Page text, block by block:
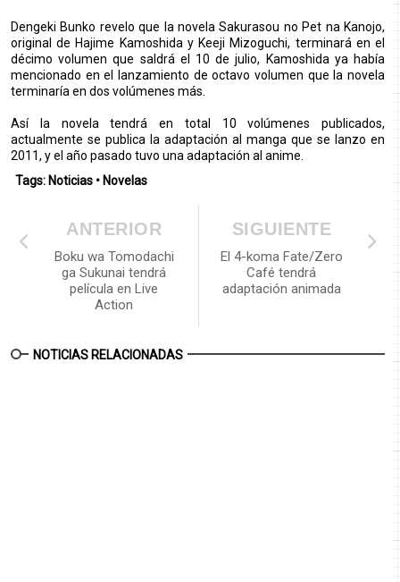
Dengeki Bunko revelo que la novela Sakurasou no Pet na Kanojo,
original de Hajime Kamoshida y Keeji Mizoguchi, terminará en el
décimo volumen que saldrá el 10 de julio, Kamoshida ya había
mencionado en el lanzamiento de octavo volumen que la novela
terminaría en dos volúmenes más.
Así la novela tendrá en total 10 volúmenes publicados,
actualmente se publica la adaptación al manga que se lanzo en
2011, y el año pasado tuvo una adaptación al anime.
Tags: Noticias • Novelas
SIGUIENTE
El 4-koma Fate/Zero
Café tendrá
adaptación animada
ANTERIOR
Boku wa Tomodachi
ga Sukunai tendrá
película en Live
Action
NOTICIAS RELACIONADAS